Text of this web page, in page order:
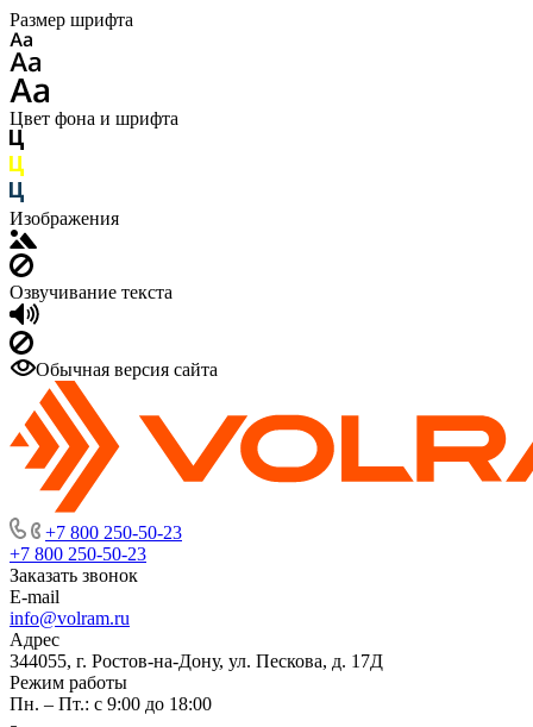
Размер шрифта
Цвет фона и шрифта
Изображения
Озвучивание текста
Обычная версия сайта
+7 800 250-50-23
+7 800 250-50-23
Заказать звонок
E-mail
info@volram.ru
Адрес
344055, г. Ростов-на-Дону, ул. Пескова, д. 17Д
Режим работы
Пн. – Пт.: с 9:00 до 18:00